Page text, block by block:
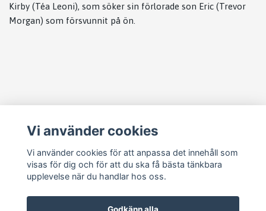
Kirby (Téa Leoni), som söker sin förlorade son Eric (Trevor
Morgan) som försvunnit på ön.
Köpvillkor
Kontakt
Cookie Concent
Vi använder cookies
Vi använder cookies för att anpassa det innehåll som
visas för dig och för att du ska få bästa tänkbara
upplevelse när du handlar hos oss.
Godkänn alla